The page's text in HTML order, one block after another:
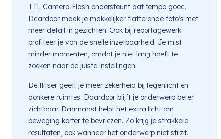
TTL Camera Flash ondersteunt dat tempo goed.
Daardoor maak je makkelijker flatterende foto’s met
meer detail in gezichten. Ook bij reportagewerk
profiteer je van de snelle inzetbaarheid. Je mist
minder momenten, omdat je niet lang hoeft te
zoeken naar de juiste instellingen.
De flitser geeft je meer zekerheid bij tegenlicht en
donkere ruimtes. Daardoor blijft je onderwerp beter
zichtbaar. Daarnaast helpt het extra licht om
beweging korter te bevriezen. Zo krijg je strakkere
resultaten, ook wanneer het onderwerp niet stilzit.